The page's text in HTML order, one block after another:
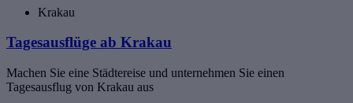
Krakau
Tagesausflüge ab Krakau
Machen Sie eine Städtereise und unternehmen Sie einen
Tagesausflug von Krakau aus